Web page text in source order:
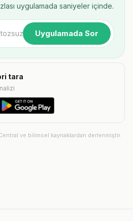
uygulamada saniyeler içinde.
Uygulamada Sor
tara
ve bilimsel kaynaklardan derlenmiştir.